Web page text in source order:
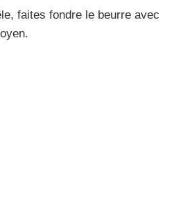
faites fondre le beurre avec